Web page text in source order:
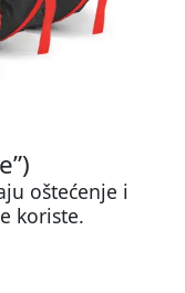
oštećenje i
koriste.